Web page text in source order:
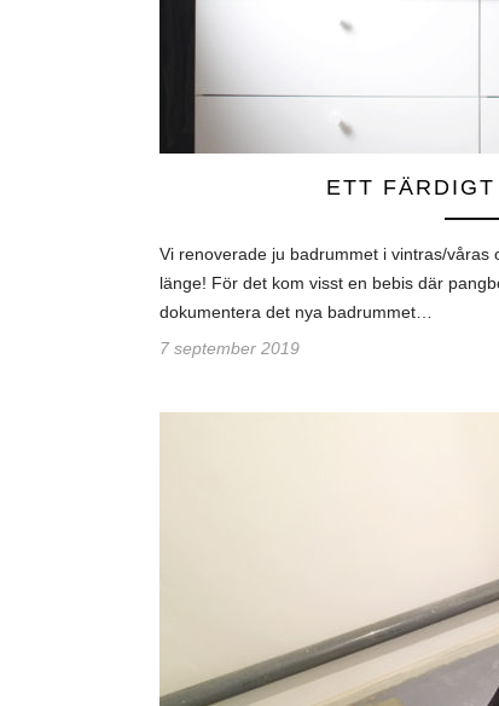
ETT
Vi renoverade ju badrummet i vintras/våras
länge! För det kom visst en bebis där
dokumentera det nya badrummet…
7 september 2019